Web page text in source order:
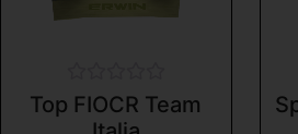
Valutato
0
Top FIOCR Team